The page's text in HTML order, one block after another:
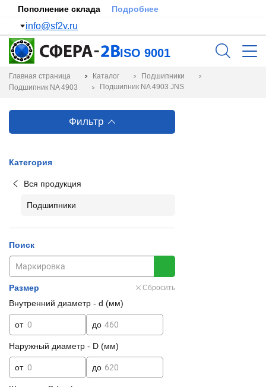
Пополнение склада Подробнее
info@sf2v.ru
ISO 9001
Главная страница Каталог
Подшипники
Подшипник NA 4903
Подшипник NA 4903 JNS
Фильтр
Категория
Вся продукция
Подшипники
Поиск
Размер Сбросить
Внутренний диаметр - d (мм)
от до
Наружный диаметр - D (мм)
от до